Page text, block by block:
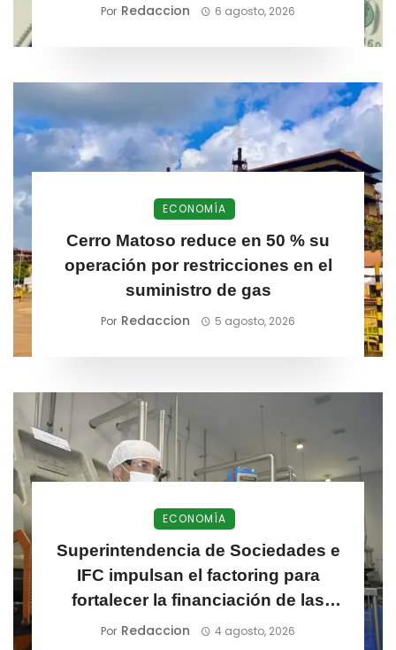
Por Redaccion 6 agosto, 2026
ECONOMÍA
Cerro Matoso reduce en 50 % su
operación por restricciones en el
suministro de gas
Por Redaccion 5 agosto, 2026
ECONOMÍA
Superintendencia de Sociedades e
IFC impulsan el factoring para
fortalecer la financiación de las
MiPymes
Por Redaccion 4 agosto, 2026